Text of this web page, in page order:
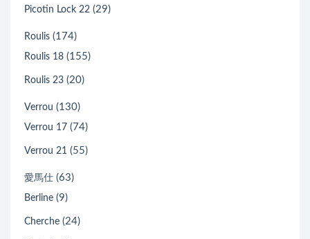
Picotin Lock 22 (29)
Roulis (174)
Roulis 18 (155)
Roulis 23 (20)
Verrou (130)
Verrou 17 (74)
Verrou 21 (55)
愛馬仕 (63)
Berline (9)
Cherche (24)